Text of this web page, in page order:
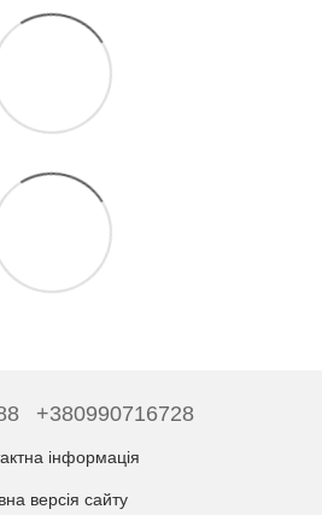
+380990716728
інформація
версія сайту